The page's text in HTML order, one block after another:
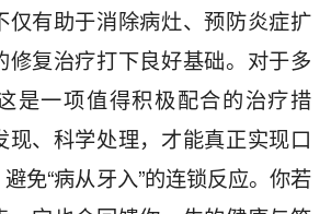
仅有助于消除病灶、预防炎症扩
修复治疗打下良好基础。对于多
是一项值得积极配合的治疗措
现、科学处理，才能真正实现口
免“病从牙入”的连锁反应。你若